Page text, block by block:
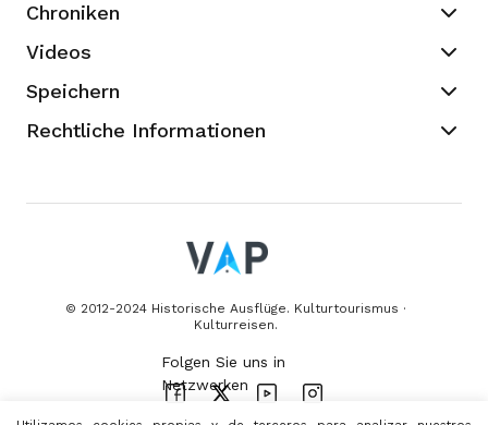
Chroniken
Videos
Speichern
Rechtliche Informationen
© 2012-2024 Historische Ausflüge. Kulturtourismus ·
Kulturreisen.